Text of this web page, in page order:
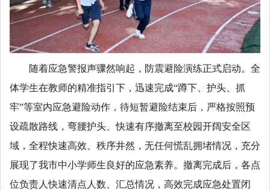
随着应急警报声骤然响起，防震避险演练正式启动。全
体学生在教师的精准指引下，迅速完成“蹲下、护头、抓
牢”等室内应急避险动作，待短暂避险结束后，严格按照预
设疏散路线，弯腰护头、快速有序撤离至校园开阔安全区
域，全程快速高效、秩序井然，无任何慌乱拥堵情况，充分
展现了我市中小学师生良好的应急素养。撤离完成后，各点
位负责人快速清点人数、汇总情况，高效完成应急处置闭